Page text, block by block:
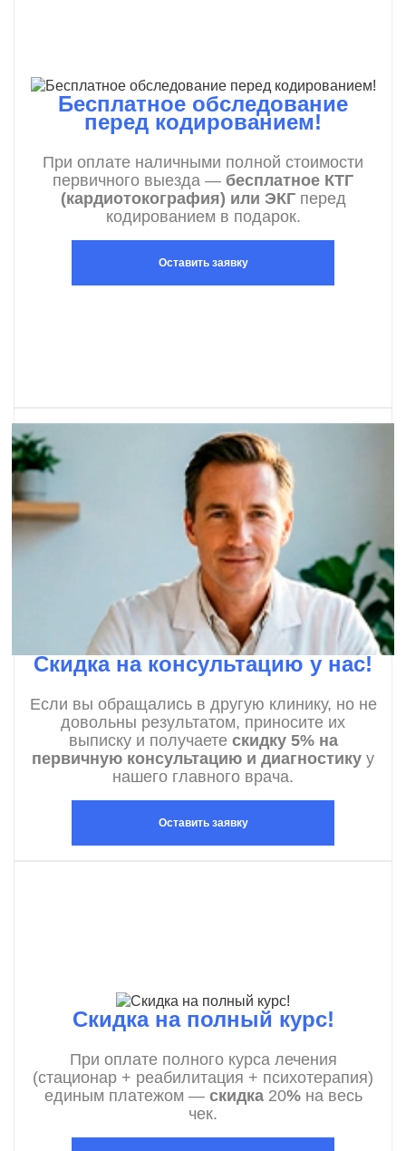
Бесплатное обследование
перед кодированием!
При оплате наличными полной стоимости
первичного выезда — бесплатное КТГ
(кардиотокография) или ЭКГперед
кодированием в подарок.
Оставить заявку
Скидка на консультацию у нас!
Если вы обращались в другую клинику, но не
довольны результатом, приносите их
выписку и получаете скидку 5% на
первичную консультацию и диагностику у
нашего главного врача.
Оставить заявку
Скидка на полный курс!
При оплате полного курса лечения
(стационар + реабилитация + психотерапия)
единым платежом — скидка 20%на весь
чек.